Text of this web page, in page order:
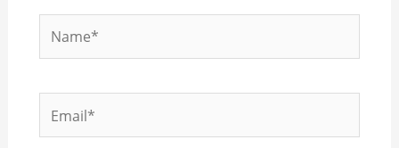
Name*